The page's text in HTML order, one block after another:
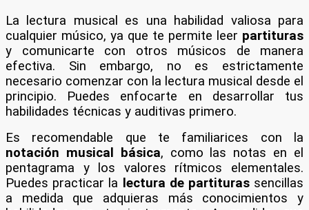
La lectura musical es una habilidad valiosa para
cualquier músico, ya que te permite leer partituras
y comunicarte con otros músicos de manera
efectiva. Sin embargo, no es estrictamente
necesario comenzar con la lectura musical desde el
principio. Puedes enfocarte en desarrollar tus
habilidades técnicas y auditivas primero.
Es recomendable que te familiarices con la
notación musical básica, como las notas en el
pentagrama y los valores rítmicos elementales.
Puedes practicar la lectura de partiturassencillas
a medida que adquieras más conocimientos y